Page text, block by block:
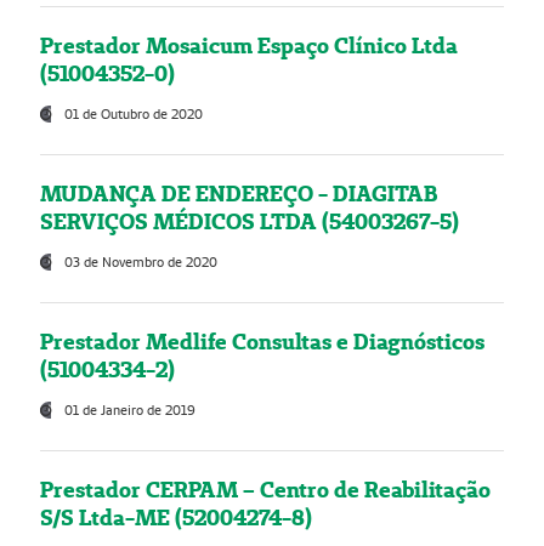
Prestador Mosaicum Espaço Clínico Ltda
(51004352-0)
01 de Outubro de 2020
MUDANÇA DE ENDEREÇO - DIAGITAB
SERVIÇOS MÉDICOS LTDA (54003267-5)
03 de Novembro de 2020
Prestador Medlife Consultas e Diagnósticos
(51004334-2)
01 de Janeiro de 2019
Prestador CERPAM – Centro de Reabilitação
S/S Ltda-ME (52004274-8)